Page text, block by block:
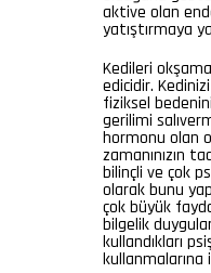
aktive olan
yatıştırmaya
Kedileri
edicidir.
fiziksel
gerilimi
hormonu olan
zamanınızın
bilinçli ve çok
olarak bunu
çok büyük
bilgelik
kullandıkları
kullanmalarına